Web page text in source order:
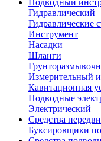
Подводный
Гидравлический
Гидравлические
Инструмент
Насадки
Шланги
Измерительный
Кавитационная
Подводные
Электрический
Средства
Буксировщики